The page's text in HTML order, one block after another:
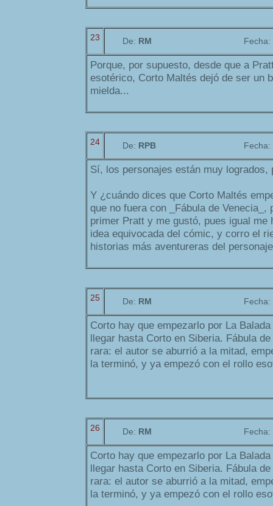
23 De: RM Fecha:
Porque, por supuesto, desde que a
esotérico, Corto Maltés dejó de ser un
mielda...
24 De: RPB Fecha:
Sí, los personajes están muy logrados,
Y ¿cuándo dices que Corto Maltés
que no fuera con _Fábula de Venecia_,
primer Pratt y me gustó, pues igual me
idea equivocada del cómic, y corro el
historias más aventureras del
25 De: RM Fecha:
Corto hay que empezarlo por La
llegar hasta Corto en Siberia. Fábula
rara: el autor se aburrió a la mitad,
la terminó, y ya empezó con el rollo
26 De: RM Fecha:
Corto hay que empezarlo por La
llegar hasta Corto en Siberia. Fábula
rara: el autor se aburrió a la mitad,
la terminó, y ya empezó con el rollo